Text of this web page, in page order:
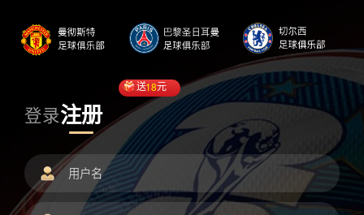
登录注册
送18元